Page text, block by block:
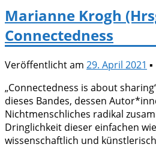
Marianne Krogh
Connectedness
Veröffentlicht am 29. April 2021 ▪
„Connectedness is about
dieses Bandes, dessen
Nichtmenschliches radikal
Dringlichkeit dieser einfachen
wissenschaftlich und